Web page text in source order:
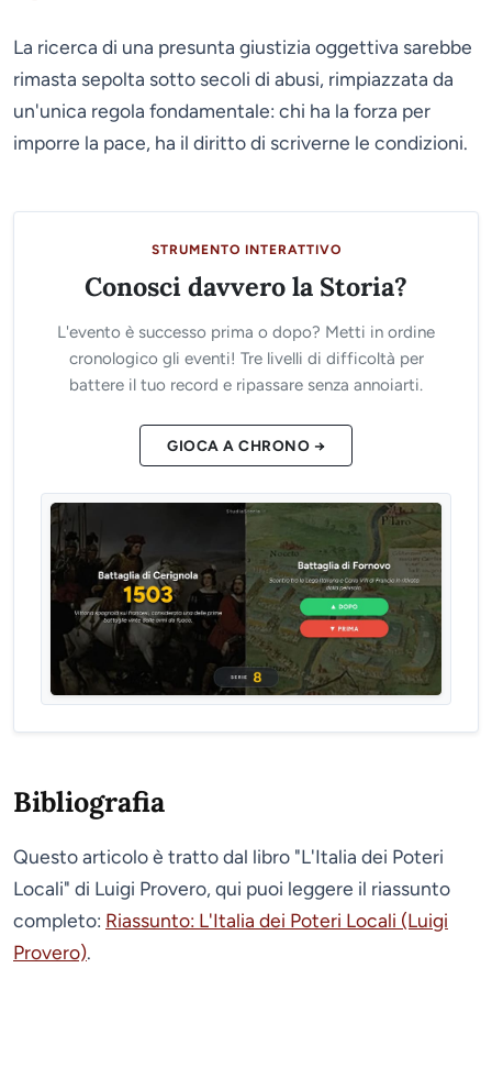
La ricerca di una presunta giustizia oggettiva sarebbe
rimasta sepolta sotto secoli di abusi, rimpiazzata da
un'unica regola fondamentale: chi ha la forza per
imporre la pace, ha il diritto di scriverne le condizioni.
STRUMENTO INTERATTIVO
Conosci davvero la Storia?
L'evento è successo prima o dopo? Metti in ordine
cronologico gli eventi! Tre livelli di difficoltà per
battere il tuo record e ripassare senza annoiarti.
GIOCA A CHRONO →
Bibliografia
Questo articolo è tratto dal libro "L'Italia dei Poteri
Locali" di Luigi Provero, qui puoi leggere il riassunto
completo: Riassunto: L'Italia dei Poteri Locali (Luigi
Provero).